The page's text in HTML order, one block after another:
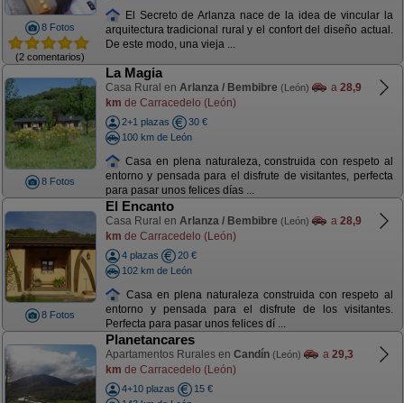
8 Fotos
(2 comentarios)
El Secreto de Arlanza nace de la idea de vincular la
arquitectura tradicional rural y el confort del diseño actual.
De este modo, una vieja ...
8 Fotos
La Magia
Casa Rural en Arlanza / Bembibre (León) a 28,9
km de Carracedelo (León)
2+1 plazas
30 €
100 km de León
Casa en plena naturaleza, construida con respeto al
entorno y pensada para el disfrute de visitantes, perfecta
para pasar unos felices días ...
8 Fotos
El Encanto
Casa Rural en Arlanza / Bembibre (León) a 28,9
km de Carracedelo (León)
4 plazas
20 €
102 km de León
Casa en plena naturaleza construida con respeto al
entorno y pensada para el disfrute de los visitantes.
Perfecta para pasar unos felices dí ...
Planetancares
Apartamentos Rurales en Candín (León) a 29,3
km de Carracedelo (León)
4+10 plazas
15 €